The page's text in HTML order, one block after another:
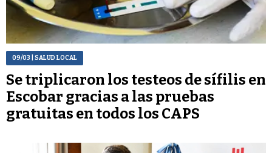
09/03 | SALUD LOCAL
Se triplicaron los testeos de sífilis en
Escobar gracias a las pruebas
gratuitas en todos los CAPS